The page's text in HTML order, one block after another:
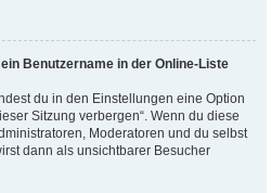
Benutzername in der Online-Liste
du in den Einstellungen eine Option
Sitzung verbergen“. Wenn du diese
Moderatoren und du selbst
dann als unsichtbarer Besucher